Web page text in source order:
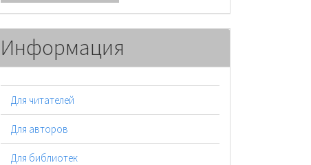
Информация
Для читателей
Для авторов
Для библиотек